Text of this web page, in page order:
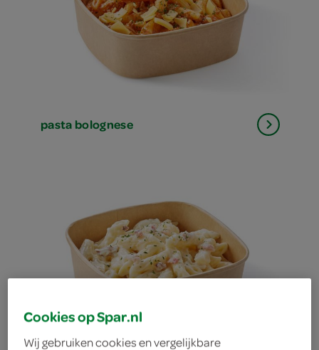
pasta bolognese
Cookies op Spar.nl
Wij gebruiken cookies en vergelijkbare